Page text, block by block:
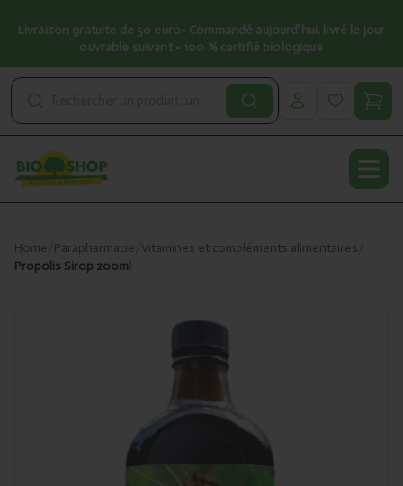
Livraison gratuite de 50 euro• Commandé aujourd’hui, livré le jour
ouvrable suivant • 100 % certifié biologique
Home Parapharmacie Vitamines et compléments alimentaires
Propolis Sirop 200ml